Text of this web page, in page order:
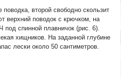
второй свободно скользит
верхний поводок с крючком, на
спинной плавничок (рис. 6).
хищников. На заданной глубине
лески около 50 сантиметров.